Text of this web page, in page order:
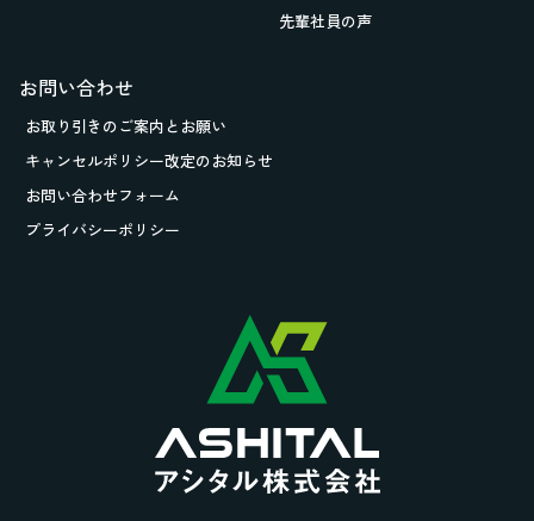
先輩社員の声
お問い合わせ
お取り引きのご案内とお願い
キャンセルポリシー改定のお知らせ
お問い合わせフォーム
プライバシーポリシー